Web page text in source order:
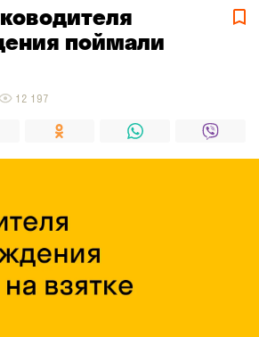
поймали
12 197